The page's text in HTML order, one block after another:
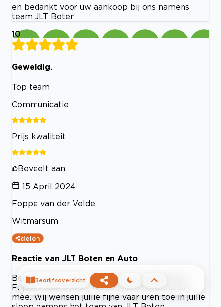
en bedankt voor uw aankoop bij ons namens
team JLT Boten
10
Geweldig.
Top team
Communicatie
Prijs kwaliteit
Beveelt aan
15 April 2024
Foppe van der Velde
Witmarsum
delen
Reactie van JLT Boten en Auto
Bedankt voor deze zeer mooie beoordeling
Foppe. Daar zijn wij natuurlijk ontzettend blij
mee. Wij wensen jullie fijne vaar uren toe in jullie
Bedrijfsoverzicht